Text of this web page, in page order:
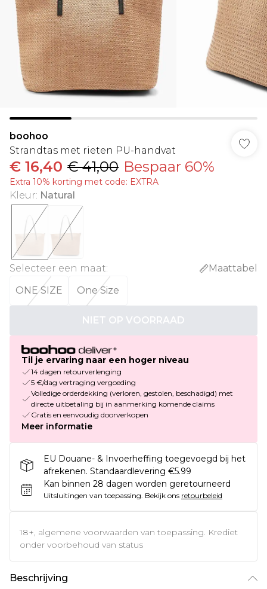
boohoo
Strandtas met rieten PU-handvat
€ 16,40 € 41,00 Bespaar 60%
Extra 10% korting met code: EXTRA
Kleur: Natural
Selecteer een maat:
Maattabel
ONE SIZE
One Size
NIET OP VOORRAAD
Til je ervaring naar een hoger niveau
14 dagen retourverlenging
5 €/dag vertraging vergoeding
Volledige orderdekking (verloren, gestolen, beschadigd) met
directe uitbetaling bij in aanmerking komende claims
Gratis en eenvoudig doorverkopen
Meer informatie
EU Douane- & Invoerheffing toegevoegd bij het
afrekenen. Standaardlevering €5.99
Kan binnen 28 dagen worden geretourneerd
Uitsluitingen van toepassing. Bekijk ons retourbeleid
18+, algemene voorwaarden van toepassing. Krediet
onder voorbehoud van status
Beschrijving